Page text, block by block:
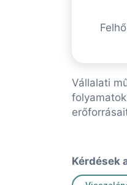
Vállalati
Kérdések